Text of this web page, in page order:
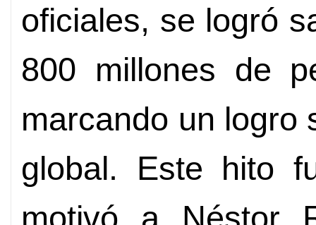
oficiales, se logró
800 millones de
marcando un logro
global. Este hito
motivó a Néstor